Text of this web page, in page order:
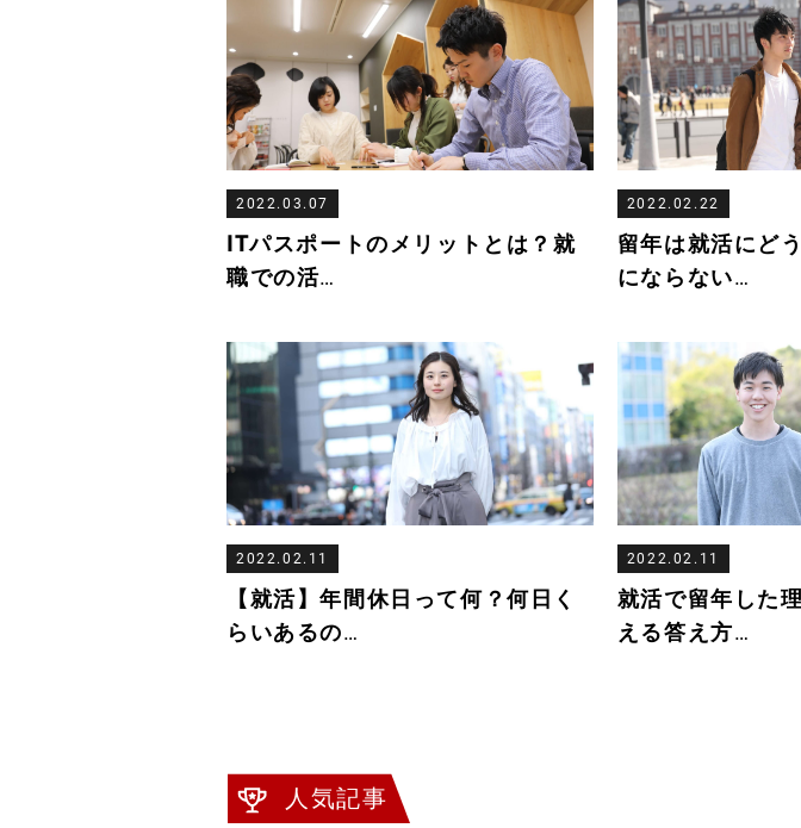
2022.03.07
ITパスポートのメリットとは？就
職での活…
2022.02.22
留年は就活にど
にならない…
2022.02.11
【就活】年間休日って何？何日く
らいあるの…
2022.02.11
就活で留年した
える答え方…
人気記事